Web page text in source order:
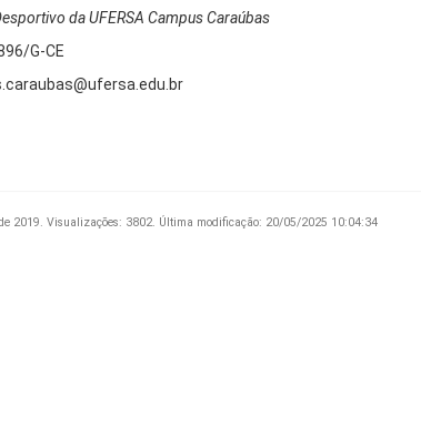
da UFERSA Campus Caraúbas
G-CE
2019. Visualizações: 3802. Última modificação: 20/05/2025 10:04:34